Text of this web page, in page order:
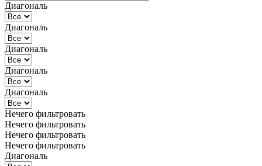
Диагональ
Диагональ
Диагональ
Диагональ
Диагональ
Нечего фильтровать
Нечего фильтровать
Нечего фильтровать
Нечего фильтровать
Диагональ